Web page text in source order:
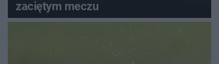
zaciętym meczu